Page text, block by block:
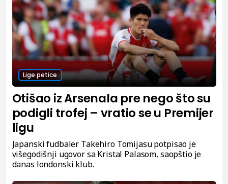
Lige petice
Otišao iz Arsenala pre nego što su
podigli trofej – vratio se u Premijer
ligu
Japanski fudbaler Takehiro Tomijasu potpisao je
višegodišnji ugovor sa Kristal Palasom, saopštio je
danas londonski klub.